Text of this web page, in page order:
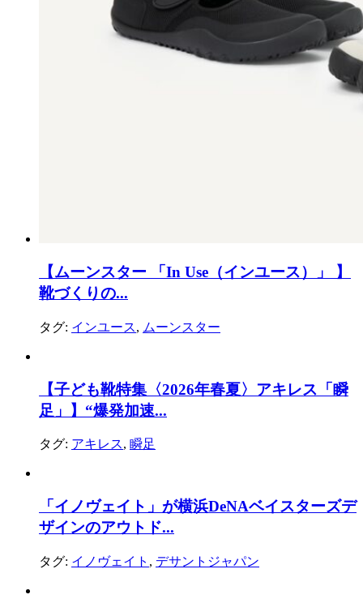
【ムーンスター 「In Use（インユース）」 】
靴づくりの...
タグ: インユース, ムーンスター
【子ども靴特集〈2026年春夏〉アキレス「瞬
足」】“爆発加速...
タグ: アキレス, 瞬足
「イノヴェイト」が横浜DeNAベイスターズデ
ザインのアウトド...
タグ: イノヴェイト , デサントジャパン